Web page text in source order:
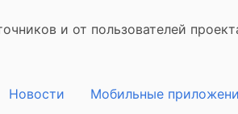
и от пользователей
Новости Мобильные